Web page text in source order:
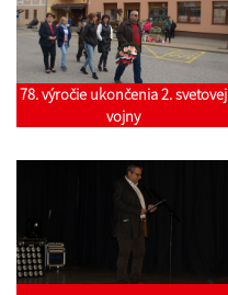
78. výročie ukončenia 2. svetovej
vojny